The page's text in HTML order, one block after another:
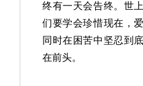
终有一天会告终。世
们要学会珍惜现在，
同时在困苦中坚忍到
在前头。